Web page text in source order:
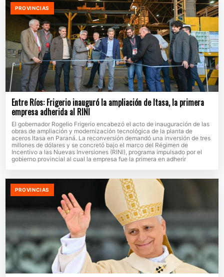
PROVINCIAS
Entre Ríos: Frigerio inauguró la ampliación de Itasa, la primera
empresa adherida al RINI
El gobernador Rogelio Frigerio encabezó el acto de inauguración de las
obras de ampliación y modernización tecnológica de la planta de
aceros Itasa en Paraná. La reconversión demandó una inversión de tres
millones de dólares y se concretó bajo el marco del Régimen de
Incentivo a las Nuevas Inversiones (RINI), programa impulsado por el
gobierno provincial al cual la empresa fue la primera en adherir
PROVINCIAS